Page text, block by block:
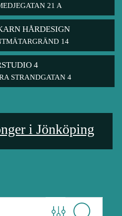
21 A
HÅRDESIGN
14
4
STRANDGATAN 4
i Jönköping